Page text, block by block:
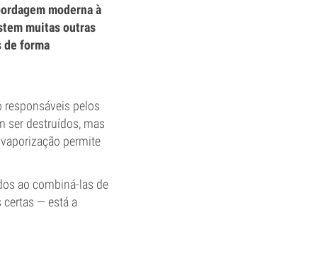
moderna à
muitas outras
de forma
pelos
ser destruídos, mas
permite
ao combiná-las de
certas — está a